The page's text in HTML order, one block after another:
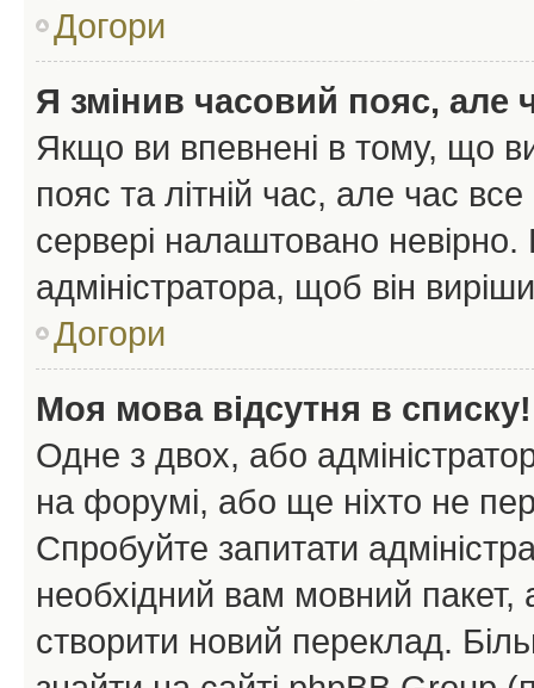
Догори
Я змінив часовий пояс, але
Якщо ви впевнені в тому, що
пояс та літній час, але час
сервері налаштовано
адміністратора, щоб він
Догори
Моя мова відсутня в списку!
Одне з двох, або
на форумі, або ще ніхто не
Спробуйте запитати
необхідний вам мовний
створити новий переклад.